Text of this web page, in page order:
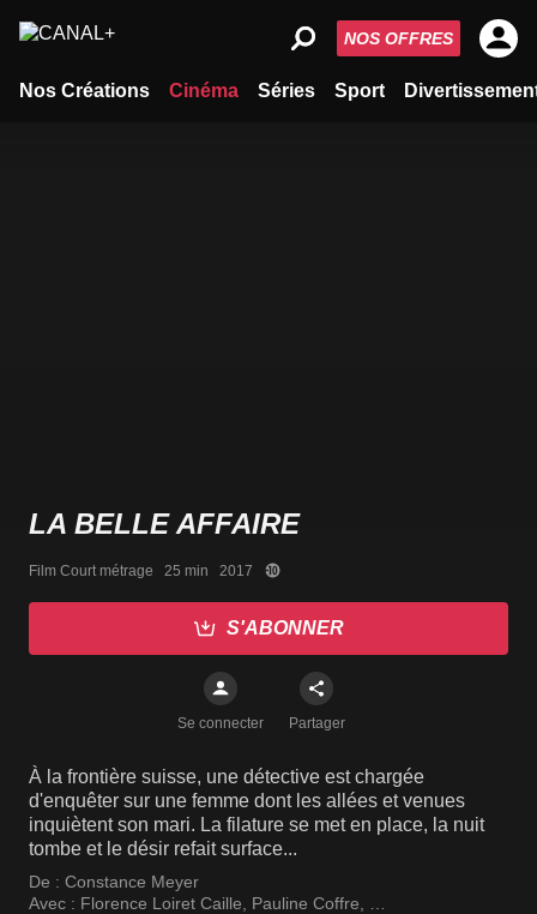
Nos Créations Cinéma Séries Sport
NOS OFFRES
LA BELLE AFFAIRE
Film Court métrage   25 min   2017
S'ABONNER
Se connecter Partager
À la frontière suisse, une détective est chargée
d'enquêter sur une femme dont les allées et venues
inquiètent son mari. La filature se met en place, la nuit
tombe et le désir refait surface...
De : Constance Meyer
Avec : Florence Loiret Caille Pauline Coffre